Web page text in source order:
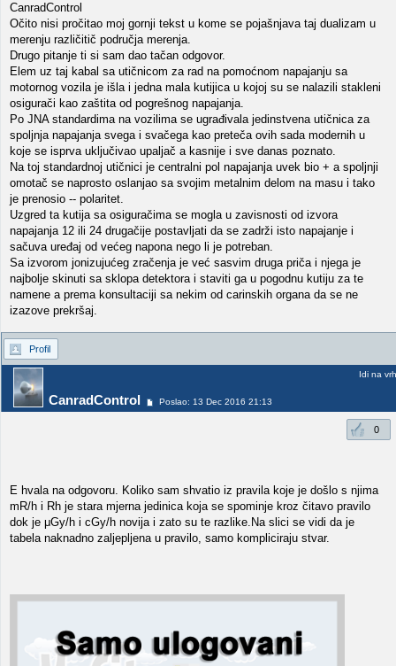
CanradControl
Očito nisi pročitao moj gornji tekst u kome se pojašnjava taj dualizam u
merenju različitič područja merenja.
Drugo pitanje ti si sam dao tačan odgovor.
Elem uz taj kabal sa utičnicom za rad na pomoćnom napajanju sa
motornog vozila je išla i jedna mala kutijica u kojoj su se nalazili stakleni
osigurači kao zaštita od pogrešnog napajanja.
Po JNA standardima na vozilima se ugrađivala jedinstvena utičnica za
spoljnja napajanja svega i svačega kao preteča ovih sada modernih u
koje se isprva uključivao upaljač a kasnije i sve danas poznato.
Na toj standardnoj utičnici je centralni pol napajanja uvek bio + a spoljnji
omotač se naprosto oslanjao sa svojim metalnim delom na masu i tako
je prenosio -- polaritet.
Uzgred ta kutija sa osiguračima se mogla u zavisnosti od izvora
napajanja 12 ili 24 drugačije postavljati da se zadrži isto napajanje i
sačuva uređaj od većeg napona nego li je potreban.
Sa izvorom jonizujućeg zračenja je već sasvim druga priča i njega je
najbolje skinuti sa sklopa detektora i staviti ga u pogodnu kutiju za te
namene a prema konsultaciji sa nekim od carinskih organa da se ne
izazove prekršaj.
Profil
CanradControl Poslao: 13 Dec 2016 21:13
Idi na vrh
0
E hvala na odgovoru. Koliko sam shvatio iz pravila koje je došlo s njima
mR/h i Rh je stara mjerna jedinica koja se spominje kroz čitavo pravilo
dok je μGy/h i cGy/h novija i zato su te razlike.Na slici se vidi da je
tabela naknadno zaljepljena u pravilo, samo kompliciraju stvar.